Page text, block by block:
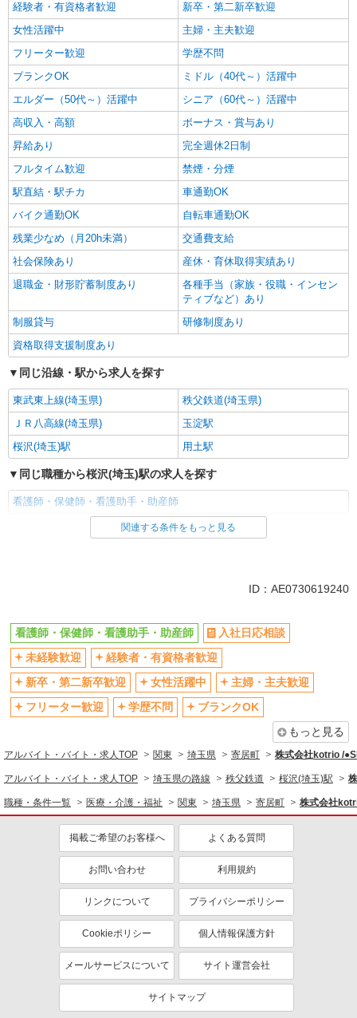
経験者・有資格者歓迎
新卒・第二新卒歓迎
女性活躍中
主婦・主夫歓迎
フリーター歓迎
学歴不問
ブランクOK
ミドル（40代～）活躍中
エルダー（50代～）活躍中
シニア（60代～）活躍中
高収入・高額
ボーナス・賞与あり
昇給あり
完全週休2日制
フルタイム歓迎
禁煙・分煙
駅直結・駅チカ
車通勤OK
バイク通勤OK
自転車通勤OK
残業少なめ（月20h未満）
交通費支給
社会保険あり
産休・育休取得実績あり
退職金・財形貯蓄制度あり
各種手当（家族・役職・インセン
ティブなど）あり
制服貸与
研修制度あり
資格取得支援制度あり
同じ沿線・駅から求人を探す
東武東上線(埼玉県)
秩父鉄道(埼玉県)
ＪＲ八高線(埼玉県)
玉淀駅
桜沢(埼玉)駅
用土駅
同じ職種から桜沢(埼玉)駅の求人を探す
看護師・保健師・看護助手・助産師
同じ雇用形態から桜沢(埼玉)駅の求人を探す
経験者・有資格者歓迎
新卒・第二新卒歓迎
女性活躍中
主婦・主夫歓迎
フリーター歓迎
学歴不問
ブランクOK
ミドル（40代～）活躍中
シニア（60代～）活躍中
高収入・高額
ボーナス・賞与あり
昇給あり
完全週休2日制
フルタイム歓迎
禁煙・分煙
駅直結・駅チカ
車通勤OK
バイク通勤OK
自転車通勤OK
残業少なめ（月20h未満）
交通費支給
社会保険あり
産休・育休取得実績あり
退職金・財形貯蓄制度あり
各種手当（家族・役職・インセン
ティブなど）あり
研修制度あり
資格取得支援制度あり
関連する条件をもっと見る
ID：AE0730619240
看護師・保健師・看護助手・助産師
入社日応相談
未経験歓迎
経験者・有資格者歓迎
新卒・第二新卒歓迎
女性活躍中
主婦・主夫歓迎
フリーター歓迎
学歴不問
ブランクOK
もっと見る
アルバイト・バイト・求人TOP 関東 埼玉県 寄居町 株式会社kotrio /
アルバイト・バイト・求人TOP 埼玉県の路線 秩父鉄道 桜沢(埼玉)駅
職種・条件一覧 医療・介護・福祉 関東 埼玉県 寄居町 株式会社
掲載ご希望のお客様へ よくある質問
お問い合わせ 利用規約
リンクについて プライバシーポリシー
Cookieポリシー 個人情報保護方針
メールサービスについて サイト運営会社
サイトマップ